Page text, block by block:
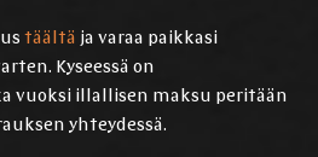
täältä ja varaa paikkasi
Kyseessä on
vuoksi illallisen maksu peritään
yhteydessä.